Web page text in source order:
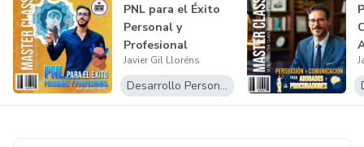
PNL para el Éxito
Personal y
Profesional
Javier Gil Lloréns
Desarrollo Personal